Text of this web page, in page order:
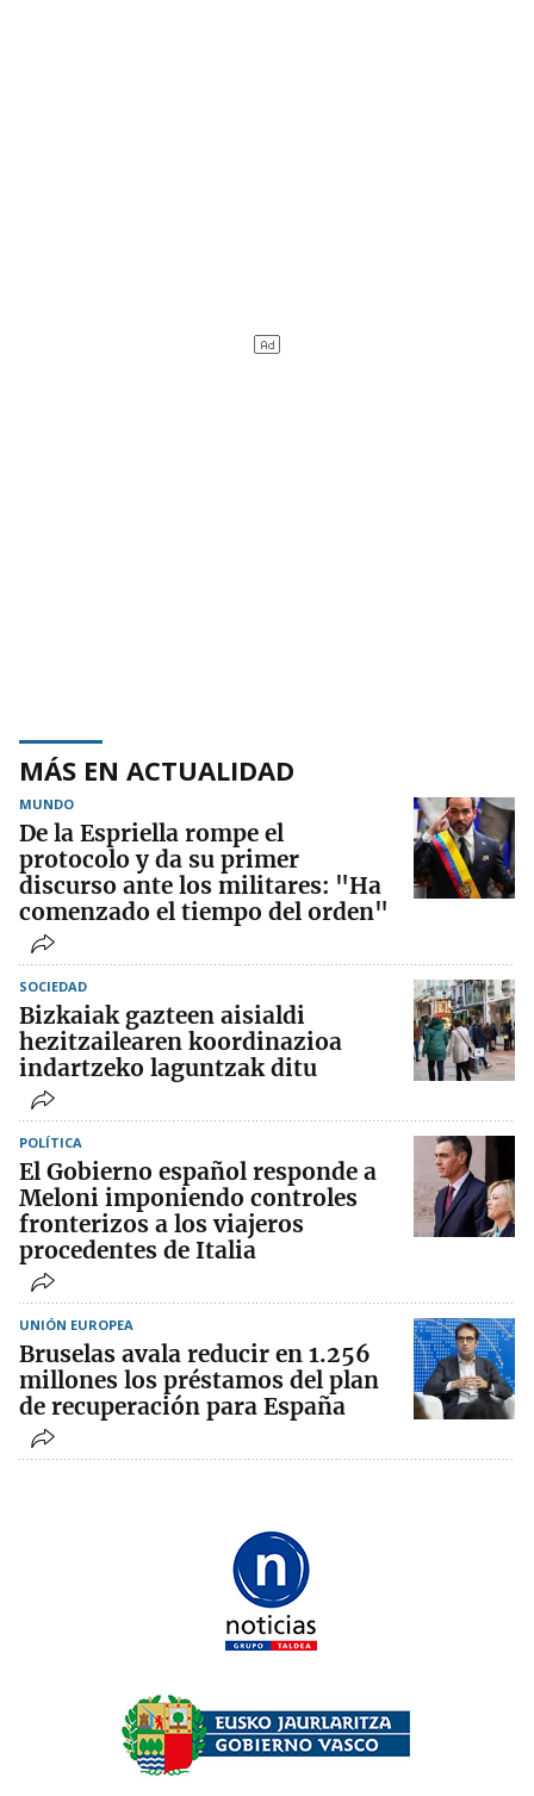
MÁS EN ACTUALIDAD
MUNDO
De la Espriella rompe el
protocolo y da su primer
discurso ante los militares: "Ha
comenzado el tiempo del orden"
SOCIEDAD
Bizkaiak gazteen aisialdi
hezitzailearen koordinazioa
indartzeko laguntzak ditu
POLÍTICA
El Gobierno español responde a
Meloni imponiendo controles
fronterizos a los viajeros
procedentes de Italia
UNIÓN EUROPEA
Bruselas avala reducir en 1.256
millones los préstamos del plan
de recuperación para España